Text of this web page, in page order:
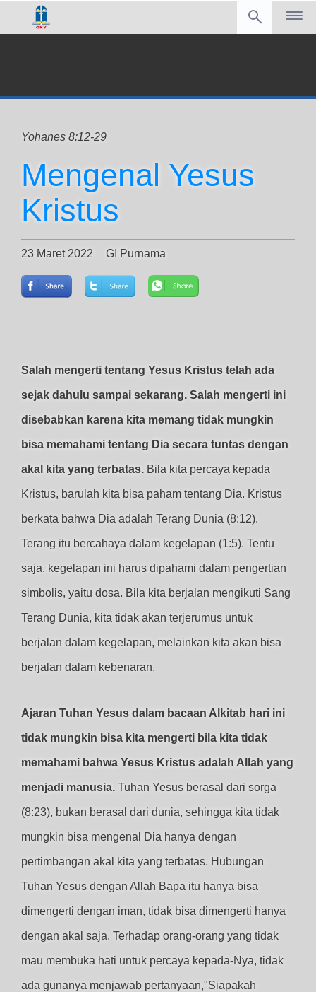
Yohanes 8:12-29
Mengenal Yesus
Kristus
23 Maret 2022 GI Purnama
Salah mengerti tentang Yesus Kristus telah ada
sejak dahulu sampai sekarang. Salah mengerti ini
disebabkan karena kita memang tidak mungkin
bisa memahami tentang Dia secara tuntas dengan
akal kita yang terbatas. Bila kita percaya kepada
Kristus, barulah kita bisa paham tentang Dia. Kristus
berkata bahwa Dia adalah Terang Dunia (8:12).
Terang itu bercahaya dalam kegelapan (1:5). Tentu
saja, kegelapan ini harus dipahami dalam pengertian
simbolis, yaitu dosa. Bila kita berjalan mengikuti Sang
Terang Dunia, kita tidak akan terjerumus untuk
berjalan dalam kegelapan, melainkan kita akan bisa
berjalan dalam kebenaran.
Ajaran Tuhan Yesus dalam bacaan Alkitab hari ini
tidak mungkin bisa kita mengerti bila kita tidak
memahami bahwa Yesus Kristus adalah Allah yang
menjadi manusia. Tuhan Yesus berasal dari sorga
(8:23), bukan berasal dari dunia, sehingga kita tidak
mungkin bisa mengenal Dia hanya dengan
pertimbangan akal kita yang terbatas. Hubungan
Tuhan Yesus dengan Allah Bapa itu hanya bisa
dimengerti dengan iman, tidak bisa dimengerti hanya
dengan akal saja. Terhadap orang-orang yang tidak
mau membuka hati untuk percaya kepada-Nya, tidak
ada gunanya menjawab pertanyaan,"Siapakah